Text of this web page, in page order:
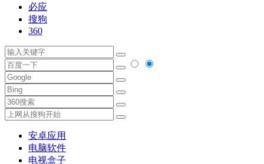
必应
搜狗
360
安卓应用
电脑软件
电视盒子